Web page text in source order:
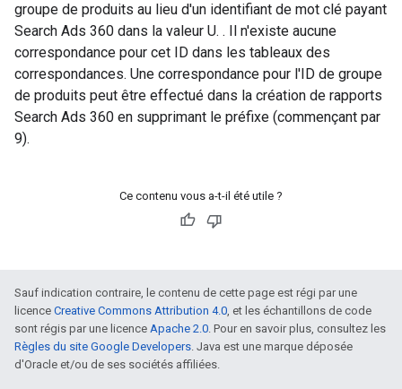
groupe de produits au lieu d'un identifiant de mot clé payant
Search Ads 360 dans la valeur U. . Il n'existe aucune
correspondance pour cet ID dans les tableaux des
correspondances. Une correspondance pour l'ID de groupe
de produits peut être effectué dans la création de rapports
Search Ads 360 en supprimant le préfixe (commençant par
9).
Ce contenu vous a-t-il été utile ?
Sauf indication contraire, le contenu de cette page est régi par une
licence Creative Commons Attribution 4.0, et les échantillons de code
sont régis par une licence Apache 2.0. Pour en savoir plus, consultez les
Règles du site Google Developers. Java est une marque déposée
d'Oracle et/ou de ses sociétés affiliées.